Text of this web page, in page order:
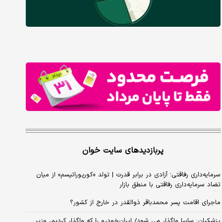
پربازدیدهای سایت خوان
سرمایه‌داری رفاقتی؛ آزادی در برابر قدرت | تولد «کورپوراتیسم» از میان
تضاد سرمایه‌داری رفاقتی با منطق بازار
ماجرای اقامت پسر محمدباقر ذوالقدر در خارج از کشور؟